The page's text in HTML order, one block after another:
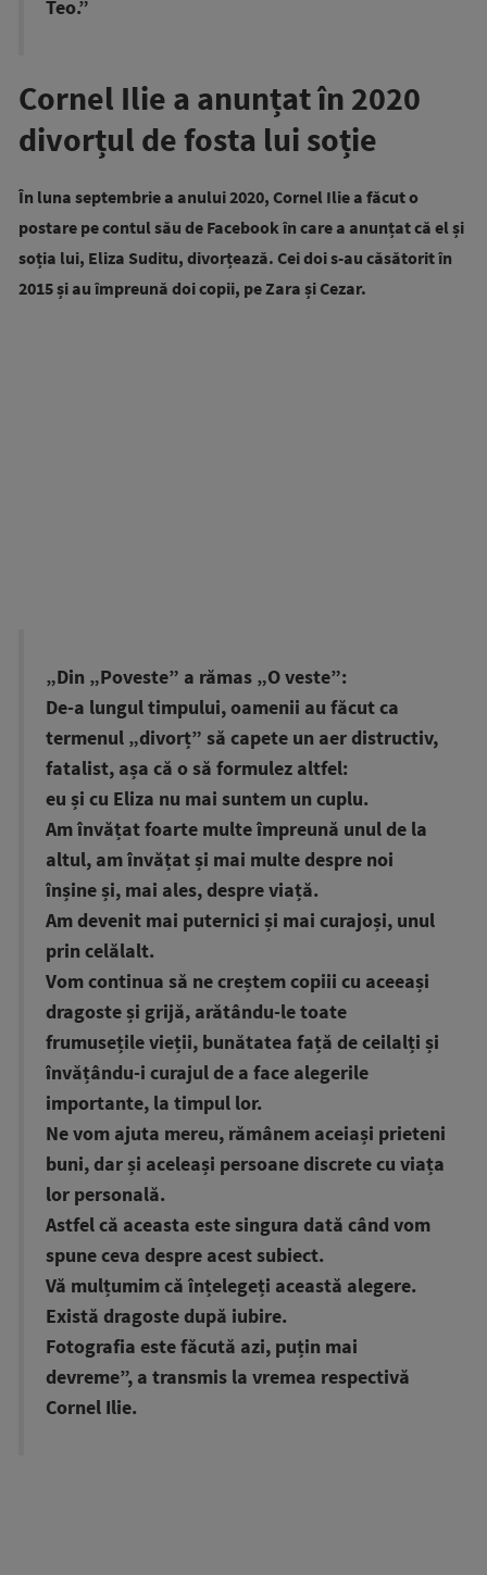
Teo.”
Cornel Ilie a anunțat în 2020
divorțul de fosta lui soție
În luna septembrie a anului 2020, Cornel Ilie a făcut o
postare pe contul său de Facebook în care a anunțat că el și
soția lui, Eliza Suditu, divorțează. Cei doi s-au căsătorit în
2015 și au împreună doi copii, pe Zara și Cezar.
„Din „Poveste” a rămas „O veste”:
De-a lungul timpului, oamenii au făcut ca
termenul „divorț” să capete un aer distructiv,
fatalist, așa că o să formulez altfel:
eu și cu Eliza nu mai suntem un cuplu.
Am învățat foarte multe împreună unul de la
altul, am învățat și mai multe despre noi
înșine și, mai ales, despre viață.
Am devenit mai puternici și mai curajoși, unul
prin celălalt.
Vom continua să ne creștem copiii cu aceeași
dragoste și grijă, arătându-le toate
frumusețile vieții, bunătatea față de ceilalți și
învățându-i curajul de a face alegerile
importante, la timpul lor.
Ne vom ajuta mereu, rămânem aceiași prieteni
buni, dar și aceleași persoane discrete cu viața
lor personală.
Astfel că aceasta este singura dată când vom
spune ceva despre acest subiect.
Vă mulțumim că înțelegeți această alegere.
Există dragoste după iubire.
Fotografia este făcută azi, puțin mai
devreme”, a transmis la vremea respectivă
Cornel Ilie.